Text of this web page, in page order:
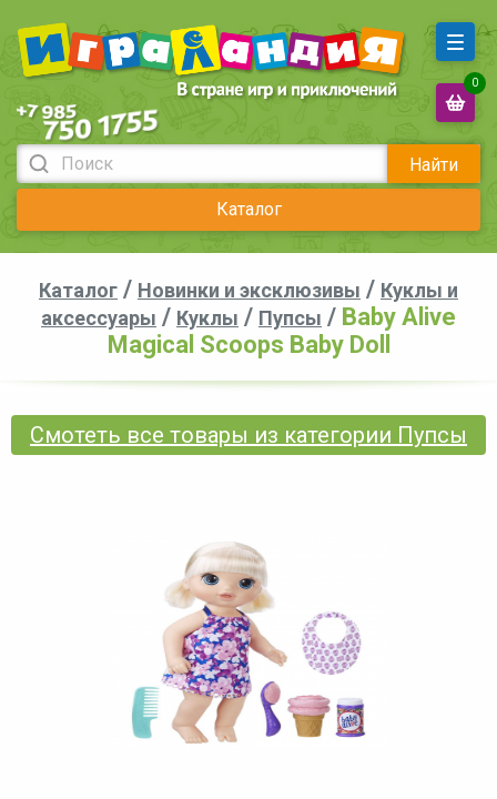
Найти
Каталог
0
Каталог / Новинки и эксклюзивы / Куклы и
аксессуары / Куклы / Пупсы / Baby Alive
Magical Scoops Baby Doll
Смотеть все товары из категории Пупсы